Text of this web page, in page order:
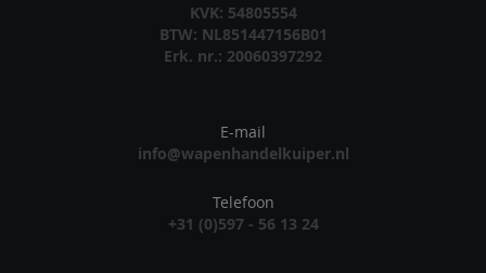
KVK: 54805554
BTW: NL851447156B01
Erk. nr.: 20060397292
E-mail
info@wapenhandelkuiper.nl
Telefoon
+31 (0)597 - 56 13 24